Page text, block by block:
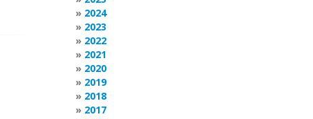
2024
2023
2022
2021
2020
2019
2018
2017